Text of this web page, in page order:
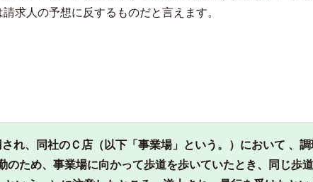
求人の予想に反するものだと言えます。
れ、同社のＣ店（以下「事業場」という。）において 、
のため、事業場に向かって歩道を歩いていたとき、同じ歩